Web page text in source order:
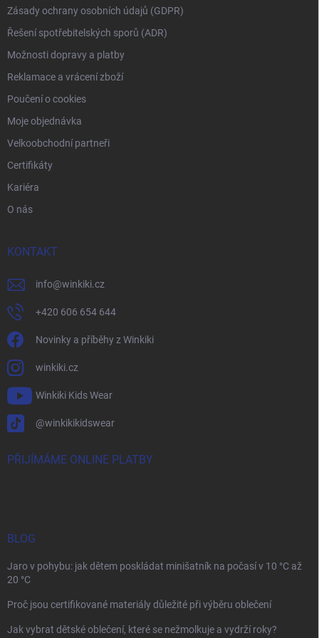
Zásady ochrany osobních údajů (GDPR)
Řešení spotřebitelských sporů (ADR)
Možnosti dopravy a platby
Reklamace a vrácení zboží
Poučení o cookies
Moje objednávka
Velkoobchodní partneři
Certifikáty
Kariéra
O nás
KONTAKT
info@winkiki.cz
+420 606 654 644
Novinky a příběhy z Winkiki
winkiki.cz
Winkiki Kids Wear
@winkikikidswear
PŘIJÍMÁME ONLINE PLATBY
BLOG
Jaro v pohybu: jak dětem poskládat minišatník na počasí v 10 °C až
20 °C
Proč jsou certifikované materiály důležité při výběru oblečení
Jak vybrat dětské oblečení, které se nežmolkuje a vydrží roky?